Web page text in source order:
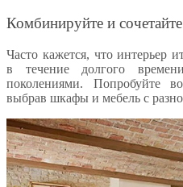
Комбинируйте и сочетайте
Часто кажется, что интерьер
в течение долгого
поколениями. Попробуйте
выбрав шкафы и мебель с